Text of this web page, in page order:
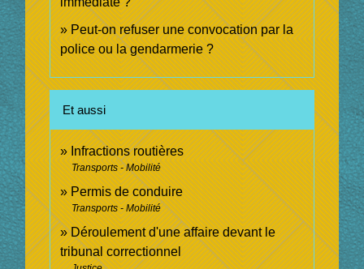
Peut-on refuser une convocation par la
police ou la gendarmerie ?
Et aussi
Infractions routières
Transports - Mobilité
Permis de conduire
Transports - Mobilité
Déroulement d'une affaire devant le
tribunal correctionnel